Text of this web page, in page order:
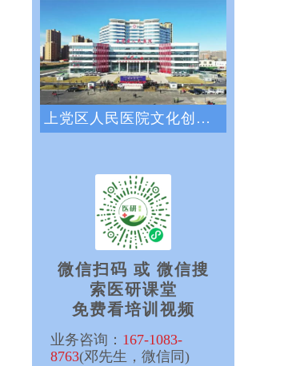
上党区人民医院文化创新咨询项目正式启动
微信扫码 或 微信搜
索医研课堂
免费看培训视频
业务咨询： 167-1083-
8763(邓先生，微信同)